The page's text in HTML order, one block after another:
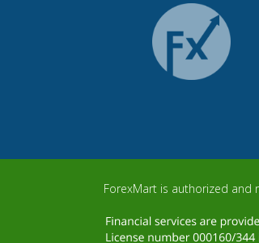
ForexMart is authorized and